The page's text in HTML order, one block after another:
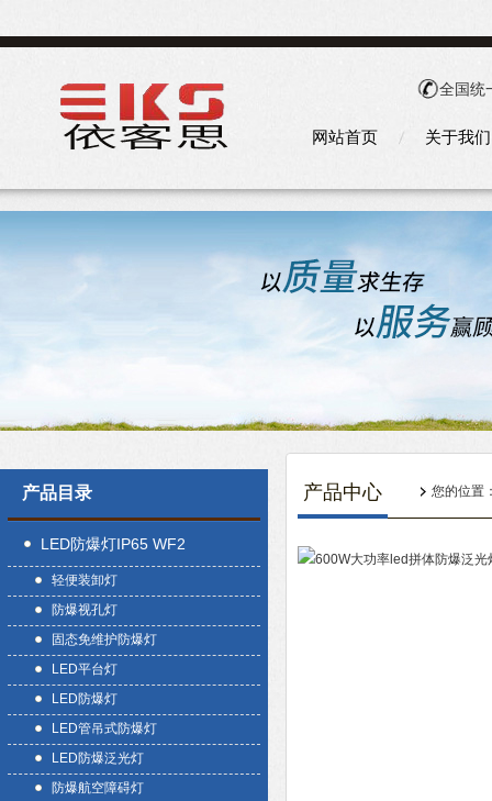
全国统
网站首页 关于我们
产品目录
LED防爆灯IP65 WF2
轻便装卸灯
防爆视孔灯
固态免维护防爆灯
LED平台灯
LED防爆灯
LED管吊式防爆灯
LED防爆泛光灯
防爆航空障碍灯
产品中心 您的位置